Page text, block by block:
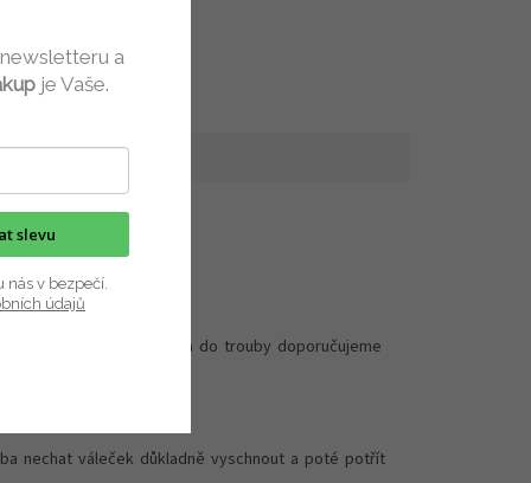
do těsta. Před vložením do trouby doporučujeme
nechat váleček důkladně vyschnout a poté potřít
a
je Vaše.
slevu
nás v bezpečí.
údajů